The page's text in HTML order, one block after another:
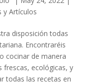
y Artículos
disposición todas
Encontraréis
cocinar de manera
frescas, ecológicas, y
todas las recetas en